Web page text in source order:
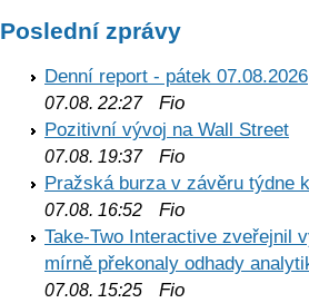
Poslední zprávy
Denní report - pátek 07.08.2026
07.08. 22:27Fio
Pozitivní vývoj na Wall Street
07.08. 19:37Fio
Pražská burza v závěru týdne
07.08. 16:52 Fio
Take-Two Interactive zveřejnil
mírně překonaly odhady
07.08. 15:25 Fio